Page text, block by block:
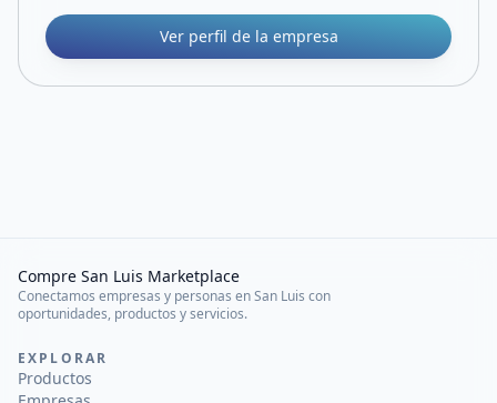
Ver perfil de la empresa
Compre San Luis Marketplace
Conectamos empresas y personas en San Luis con
oportunidades, productos y servicios.
EXPLORAR
Productos